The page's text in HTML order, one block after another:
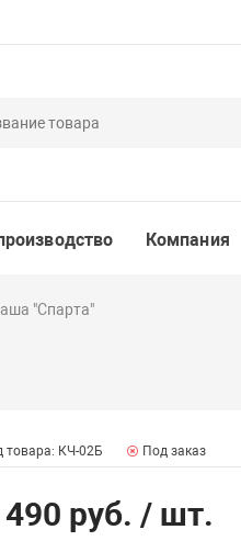
Компания
"Спарта"
товара: КЧ-02Б Под заказ
руб. / шт.